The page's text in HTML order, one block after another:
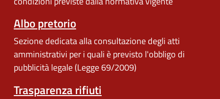
Albo pretorio
Sezione dedicata alla consultazione degli atti
amministrativi per i quali è previsto l'obbligo di
pubblicità legale (Legge 69/2009)
Trasparenza rifiuti